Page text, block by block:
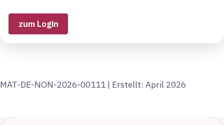
zum Login
MAT-DE-NON-2026-00111 | Erstellt: April 2026